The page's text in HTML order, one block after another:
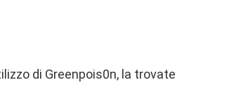
di Greenpois0n, la trovate